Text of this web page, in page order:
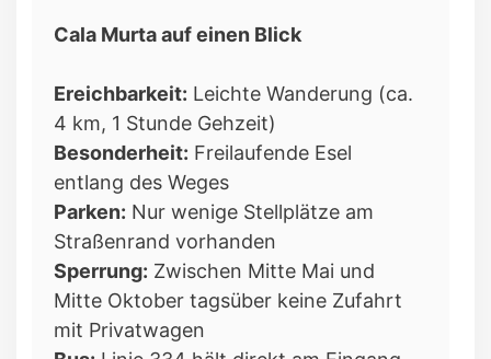
Cala Murta auf einen Blick
Ereichbarkeit: Leichte Wanderung (ca.
4 km, 1 Stunde Gehzeit)
Besonderheit: Freilaufende Esel
entlang des Weges
Parken: Nur wenige Stellplätze am
Straßenrand vorhanden
Sperrung: Zwischen Mitte Mai und
Mitte Oktober tagsüber keine Zufahrt
mit Privatwagen